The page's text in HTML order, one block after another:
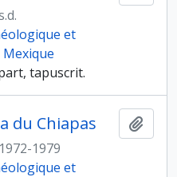
et
tapuscrit.
du Chiapas
1972-1979
et